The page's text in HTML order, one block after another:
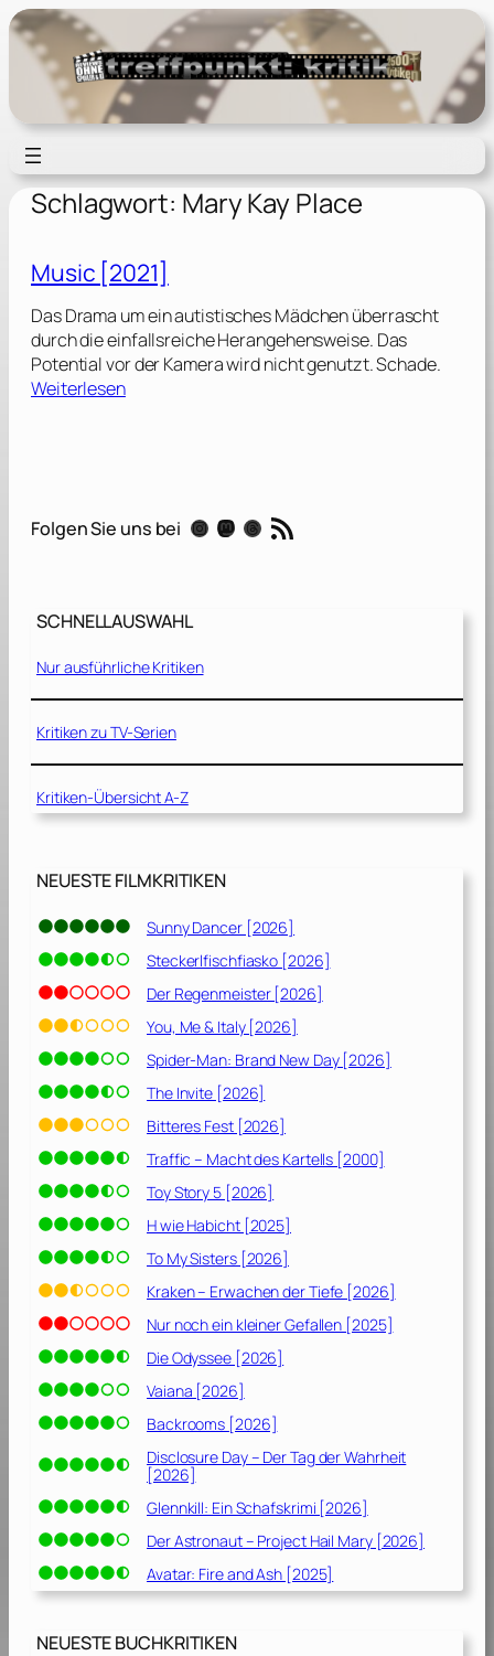
Zum
Inhalt
springen
Schlagwort: Mary Kay Place
Music [2021]
Das Drama um ein autistisches Mädchen überrascht
durch die einfallsreiche Herangehensweise. Das
Potential vor der Kamera wird nicht genutzt. Schade.
Weiterlesen:
[
1
Folgen Sie uns bei Instagram Mastodon Threads RSS-Feed
SCHNELLAUSWAHL
Nur ausführliche Kritiken
Kritiken zu TV-Serien
Kritiken-Übersicht A-Z
NEUESTE FILMKRITIKEN
Sunny Dancer [2026]
Steckerlfischfiasko [2026]
Der Regenmeister [2026]
You, Me & Italy [2026]
Spider-Man: Brand New Day [2026]
The Invite [2026]
Bitteres Fest [2026]
Traffic – Macht des Kartells [2000]
Toy Story 5 [2026]
H wie Habicht [2025]
To My Sisters [2026]
Kraken – Erwachen der Tiefe [2026]
Nur noch ein kleiner Gefallen [2025]
Die Odyssee [2026]
Vaiana [2026]
Backrooms [2026]
Disclosure Day – Der Tag der Wahrheit
[2026]
Glennkill: Ein Schafskrimi [2026]
Der Astronaut – Project Hail Mary [2026]
Avatar: Fire and Ash [2025]
NEUESTE BUCHKRITIKEN